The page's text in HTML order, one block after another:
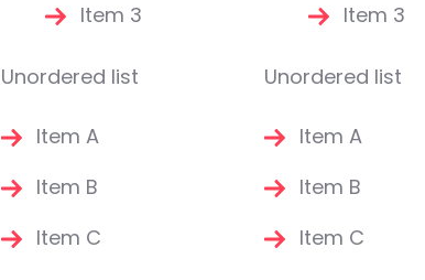
Item 3
Unordered list
Item A
Item B
Item C
Item 3
Unordered list
Item A
Item B
Item C